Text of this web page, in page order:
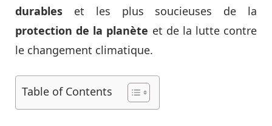
durables et les plus soucieuses de la
protection de la planète et de la lutte contre
le changement climatique.
Table of Contents